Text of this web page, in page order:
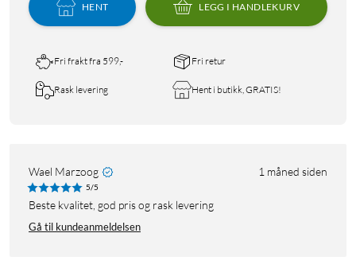
HENT LEGG I HANDLEKURV
Fri frakt fra 599,- Fri retur
Rask levering Hent i butikk, GRATIS!
Wael Marzoog 1 måned siden
5/5
Beste kvalitet, god pris og rask levering
Gå til kundeanmeldelsen